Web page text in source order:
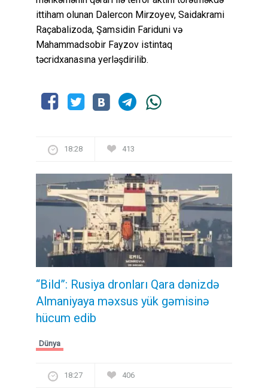
ittiham olunan Dalercon Mirzoyev, Saidakrami
Raçabalizoda, Şamsidin Fariduni və
Mahammadsobir Fayzov istintaq
təcridxanasına yerləşdirilib.
18:28 413
“Bild”: Rusiya dronları Qara dənizdə
Almaniyaya məxsus yük gəmisinə
hücum edib
Dünya
18:27 406